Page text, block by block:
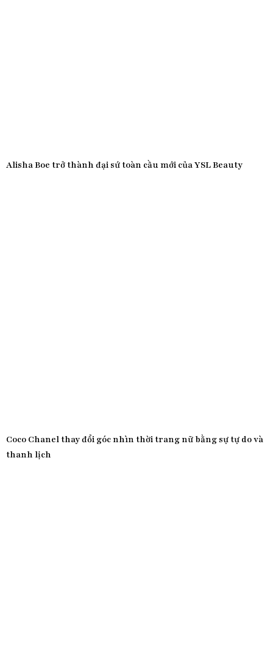
Alisha Boe trở thành đại sứ toàn cầu mới của YSL Beauty
Coco Chanel thay đổi góc nhìn thời trang nữ bằng sự tự do và
thanh lịch